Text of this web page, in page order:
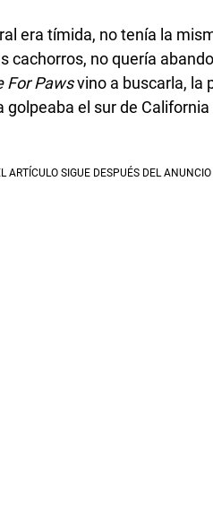
era tímida, no tenía la
cachorros, no quería
For Pawsvino a buscarla, la
el sur de